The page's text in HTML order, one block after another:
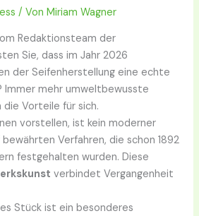
/ VonMiriam Wagner
Redaktionsteam der
Sie, dass im Jahr 2026
der Seifenherstellung eine echte
Immer mehr umweltbewusste
Vorteile für sich.
vorstellen, ist kein moderner
Verfahren, die schon 1892
festgehalten wurden. Diese
verbindet Vergangenheit
Stück ist ein besonderes